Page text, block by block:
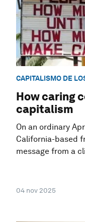
CAPITALISMO DE
How caring
capitalism
On an ordinary
California-based
message from a
04 nov 2025